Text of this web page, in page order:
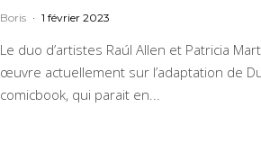
Boris · 1 février 2023
Le duo d’artistes Raúl Allen et Patricia
œuvre actuellement sur l’adaptation de
comicbook, qui parait en...